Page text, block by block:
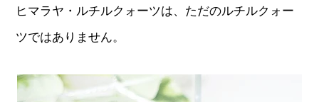
ヒマラヤ・ルチルクォーツは、ただのルチルクォー
ツではありません。